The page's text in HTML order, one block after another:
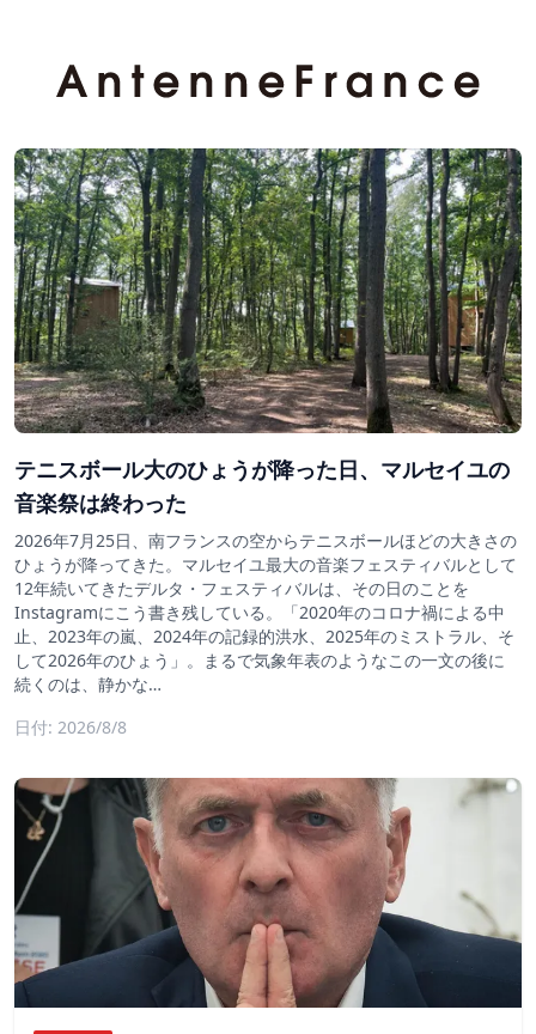
テニスボール大のひょうが降った日、マルセイユの
音楽祭は終わった
2026年7月25日、南フランスの空からテニスボールほどの大きさの
ひょうが降ってきた。マルセイユ最大の音楽フェスティバルとして
12年続いてきたデルタ・フェスティバルは、その日のことを
Instagramにこう書き残している。「2020年のコロナ禍による中
止、2023年の嵐、2024年の記録的洪水、2025年のミストラル、そ
して2026年のひょう」。まるで気象年表のようなこの一文の後に
続くのは、静かな…
日付: 2026/8/8